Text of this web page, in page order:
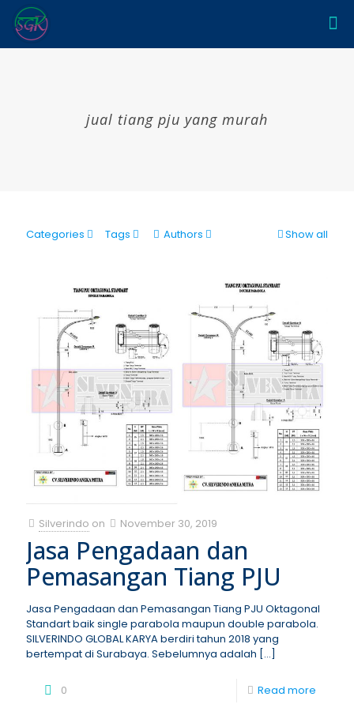
jual tiang pju yang murah
Categories Tags Authors Show all
Silverindo on November 30, 2019
Jasa Pengadaan dan
Pemasangan Tiang PJU
Jasa Pengadaan dan Pemasangan Tiang PJU Oktagonal
Standart baik single parabola maupun double parabola.
SILVERINDO GLOBAL KARYA berdiri tahun 2018 yang
bertempat di Surabaya. Sebelumnya adalah […]
0 Read more